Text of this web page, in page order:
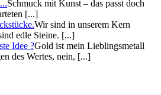
Schmuck mit Kunst – das passt doch
[...]
Wir sind in unserem Kern
edle Steine. [...]
Idee ?Gold ist mein Lieblingsmetall
des Wertes, nein, [...]